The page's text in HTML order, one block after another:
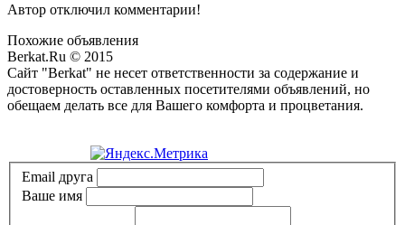
Автор отключил комментарии!
Похожие объявления
Berkat.Ru © 2015
Сайт "Berkat" не несет ответственности за содержание и
достоверность оставленных посетителями объявлений, но
обещаем делать все для Вашего комфорта и процветания.
Email друга
Ваше имя